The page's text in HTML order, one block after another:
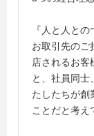
『人と人と
お取引先のご
店されるお客
と、社員同士
たしたちが創
ことだと考え